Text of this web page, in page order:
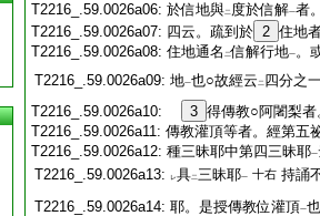
T2216_.59.0026a06: 於信地與二 度於信解一者。
T2216_.59.0026a07: 四云。疏到於 2 住地
T2216_.59.0026a08: 住地通名 二信解行地一。
T2216_.59.0026a09: 地一也○故經云 二 四分之
T2216_.59.0026a10: 3 得傳教○阿闍梨
T2216_.59.0026a11: 傳教灌頂等者。經第五
T2216_.59.0026a12: 種三昧耶中第四三昧耶一
T2216_.59.0026a13:
レ具二三昧耶一 十右 持誦
T2216_.59.0026a14: 耶。是授傳教位灌頂一也